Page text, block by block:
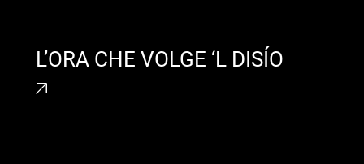
L’ORA CHE VOLGE ‘L DISÍO